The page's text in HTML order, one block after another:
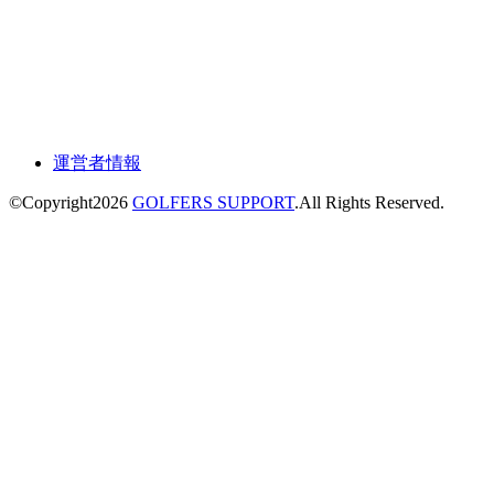
運営者情報
©Copyright2026 GOLFERS SUPPORT.All Rights Reserved.